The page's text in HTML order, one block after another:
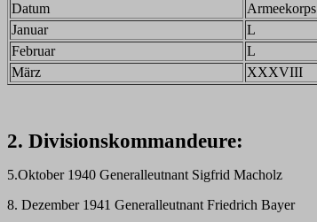
Datum Armeekorps
Januar
L
Februar
L
März
XXXVIII
2. Divisionskommandeure:
5.Oktober 1940 Generalleutnant Sigfrid Macholz
8. Dezember 1941 Generalleutnant Friedrich Bayer